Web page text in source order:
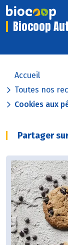
Biocoop
Accueil
Toutes nos
Cookies aux
Partager